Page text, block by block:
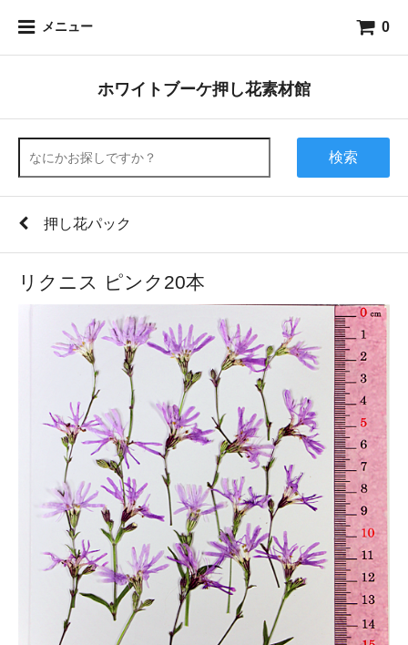
メニュー 0
ホワイトブーケ押し花素材館
検索
押し花パック
リクニス ピンク20本